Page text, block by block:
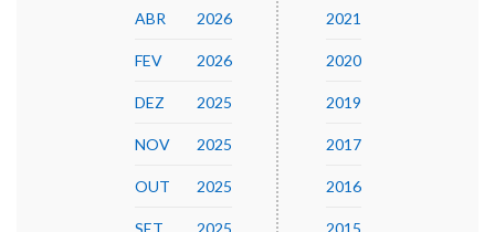
ABR 2026
FEV 2026
DEZ 2025
NOV 2025
OUT 2025
SET 2025
2021
2020
2019
2017
2016
2015